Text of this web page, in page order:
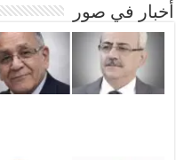
أخبار في صور